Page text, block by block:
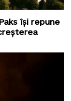
își repune